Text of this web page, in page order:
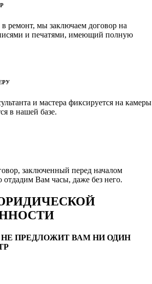
ремонт, мы заключаем договор на
и печатями, имеющий полную
и мастера фиксируется на камеры
в нашей базе.
заключенный перед началом
отдадим Вам часы, даже без него.
НЕ ПРЕДЛОЖИТ ВАМ НИ ОДИН